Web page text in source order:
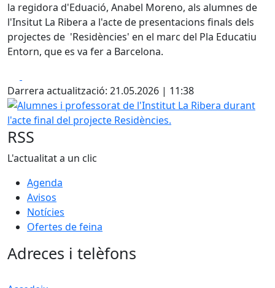
la regidora d'Eduació, Anabel Moreno, als alumnes de
l'Insitut La Ribera a l'acte de presentacions finals dels
projectes de 'Residències' en el marc del Pla Educatiu
Entorn, que es va fer a Barcelona.
Darrera actualització: 21.05.2026 | 11:38
Alumnes i professorat de l'Institut La Ribera durant l'acte
RSS
L'actualitat a un clic
Agenda
Avisos
Notícies
Ofertes de feina
Adreces i telèfons